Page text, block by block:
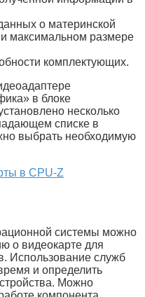
о материнской
и максимальном размере
комплектующих.
» в блоке
несколько
списке в
выбрать необходимую
системы можно
о видеокарте для
Использование служб
и определить
Можно